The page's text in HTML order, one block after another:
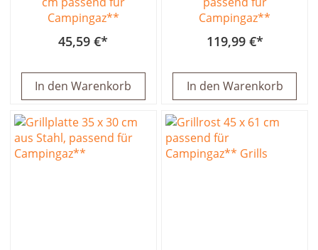
Campingaz**
45,59 €
In den Warenkorb
Campingaz**
119,99 €
In den Warenkorb